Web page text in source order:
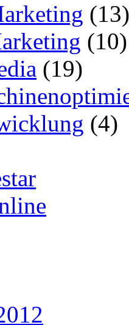
(13)
(10)
(19)
(4)